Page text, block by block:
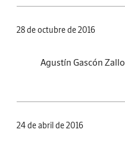
28 de octubre de 2016
Agustín Gascón Zallo
24 de abril de 2016